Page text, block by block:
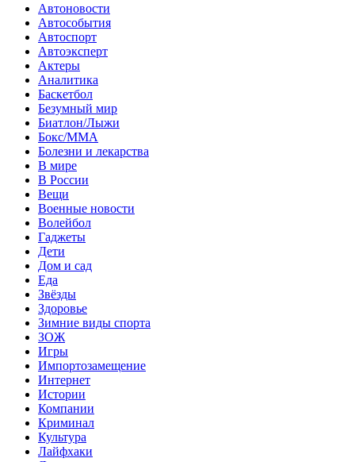
Автоновости
Автособытия
Автоспорт
Автоэксперт
Актеры
Аналитика
Баскетбол
Безумный мир
Биатлон/Лыжи
Бокс/MMA
Болезни и лекарства
В мире
В России
Вещи
Военные новости
Волейбол
Гаджеты
Дети
Дом и сад
Еда
Звёзды
Здоровье
Зимние виды спорта
ЗОЖ
Игры
Импортозамещение
Интернет
Истории
Компании
Криминал
Культура
Лайфхаки